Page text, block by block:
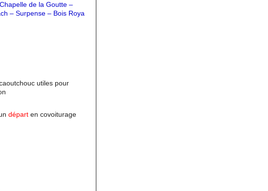
de la Goutte –
– Surpense – Bois Roya
utiles pour
départ en covoiturage